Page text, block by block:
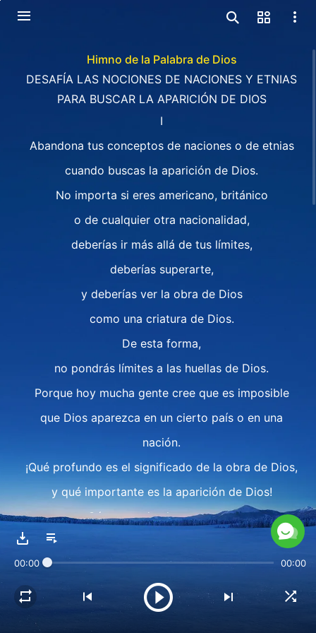
Himno de la Palabra de Dios
DESAFÍA LAS NOCIONES DE NACIONES Y ETNIAS
PARA BUSCAR LA APARICIÓN DE DIOS
I
Abandona tus conceptos de naciones o de etnias
cuando buscas la aparición de Dios.
No importa si eres americano, británico
o de cualquier otra nacionalidad,
deberías ir más allá de tus límites,
deberías superarte,
y deberías ver la obra de Dios
como una criatura de Dios.
De esta forma,
no pondrás límites a las huellas de Dios.
Porque hoy mucha gente cree que es imposible
que Dios aparezca en un cierto país o en una
nación.
¡Qué profundo es el significado de la obra de Dios,
y qué importante es la aparición de Dios!
¿Cómo pueden los conceptos
Abandona tus conceptos de naciones o de etnias
cuando buscas la aparición de Dios.
Así, tus propios conceptos no te limitarán;
00:00 00:00